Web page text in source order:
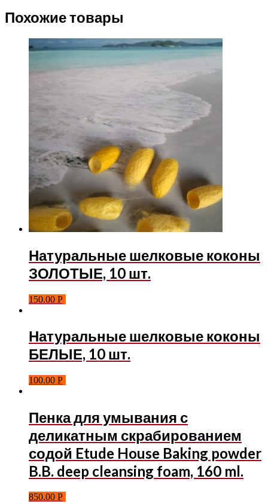
Похожие товары
Натуральные шелковые коконы
ЗОЛОТЫЕ, 10 шт.
150.00 Р
Натуральные шелковые коконы
БЕЛЫЕ, 10 шт.
100.00 Р
Пенка для умывания с
деликатным скрабированием
содой Etude House Baking powder
B.B. deep cleansing foam, 160 ml.
850.00 Р